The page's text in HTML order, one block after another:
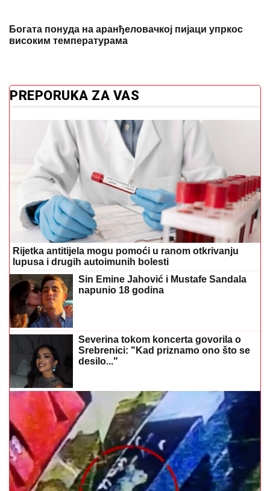
Богата понуда на аранђеловачкој пијаци упркос
високим температурама
PREPORUKA ZA VAS
Rijetka antitijela mogu pomoći u ranom otkrivanju
lupusa i drugih autoimunih bolesti
Sin Emine Jahović i Mustafe Sandala
napunio 18 godina
Severina tokom koncerta govorila o
Srebrenici: "Kad priznamo ono što se
desilo..."